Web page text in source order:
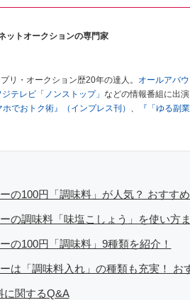
ットオークションの専門家
リ・オークション歴20年の達人。
オールアバ
テレビ「ノンストップ」 などの情報番組に出演
でおトク術』（インプレス刊） 、
『「ゆる副
るために、突然会社を辞める。翌月からの給
目をつける。しかし、取引の仕方がわからず
「ネットオークションやフリマアプリは生活
ネットオークションやフリマアプリが家計の
の100円「調味料」が人気？ おすす
の調味料「味塩こしょう」を使い方
の100円「調味料」9種類を紹介！
は「調味料入れ」の種類も充実！ お
に関するQ&A